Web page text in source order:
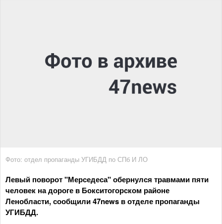
Фото: отдел пропаганды УГИБДД по СПб И ЛО
Левый поворот "Мерседеса" обернулся травмами пяти
человек на дороге в Бокситогорском районе
Ленобласти, сообщили 47news в отделе пропаганды
УГИБДД.